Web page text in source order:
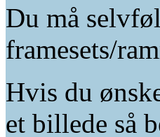
Du må
framesets/
Hvis du
et billede så